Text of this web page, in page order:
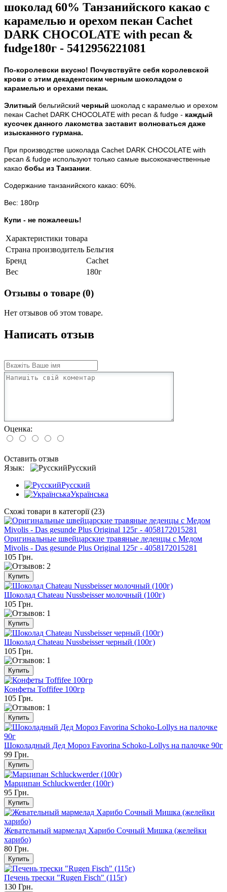
шоколад 60% Танзанийского какао с
карамелью и орехом пекан Cachet
DARK CHOCOLATE with pecan &
fudge180г - 5412956221081
По-королевски вкусно! Почувствуйте себя королевской
крови с этим декадентским черным шоколадом с
карамелью и орехами пекан.
Элитный бельгийский черный шоколад с карамелью и орехом
пекан Cachet DARK CHOCOLATE with pecan & fudge - каждый
кусочек данного лакомства заставит волноваться даже
изысканного гурмана.
При производстве шоколада Cachet DARK CHOCOLATE with
pecan & fudge используют только самые высококачественные
какао бобы из Танзании.
Содержание танзанийского какао: 60%.
Вес: 180гр
Купи - не пожалеешь!
Характеристики товара
Страна производитель Бельгия
Бренд
Cachet
Вес
180г
Отзывы о товаре (0)
Нет отзывов об этом товаре.
Написать отзыв
Оценка:
Оставить отзыв
Язык:
Русский
Русский
Українська
Схожі товари в категорії (23)
Оригинальные швейцарские травяные леденцы с Медом
Mivolis - Das gesunde Plus Original 125г - 4058172015281
105 Грн.
Шоколад Chateau Nussbeisser молочный (100г)
105 Грн.
Шоколад Chateau Nussbeisser черный (100г)
105 Грн.
Конфеты Toffifee 100гр
105 Грн.
Шоколадный Дед Мороз Favorina Schoko-Lollys на палочке 90г
99 Грн.
Марципан Schluckwerder (100г)
95 Грн.
Жевательный мармелад Харибо Сочный Мишка (желейки
харибо)
80 Грн.
Печень трески "Rugen Fisch" (115г)
130 Грн.